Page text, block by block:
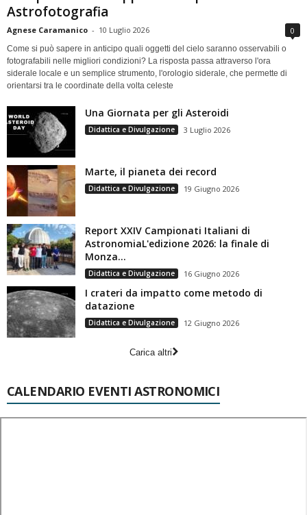
Astrofotografia
Agnese Caramanico - 10 Luglio 2026 0
Come si può sapere in anticipo quali oggetti del cielo saranno osservabili o
fotografabili nelle migliori condizioni? La risposta passa attraverso l'ora
siderale locale e un semplice strumento, l'orologio siderale, che permette di
orientarsi tra le coordinate della volta celeste
Una Giornata per gli Asteroidi
Didattica e Divulgazione 3 Luglio 2026
Marte, il pianeta dei record
Didattica e Divulgazione 19 Giugno 2026
Report XXIV Campionati Italiani di
AstronomiaL'edizione 2026: la finale di
Monza...
Didattica e Divulgazione 16 Giugno 2026
I crateri da impatto come metodo di
datazione
Didattica e Divulgazione 12 Giugno 2026
Carica altri
CALENDARIO EVENTI ASTRONOMICI